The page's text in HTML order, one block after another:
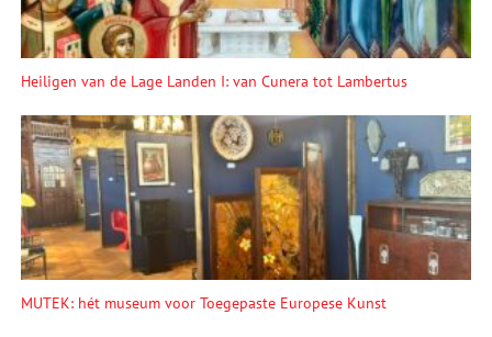
Heiligen van de Lage Landen I: van Cunera tot Lambertus
MUTEK: hét museum voor Toegepaste Europese Kunst